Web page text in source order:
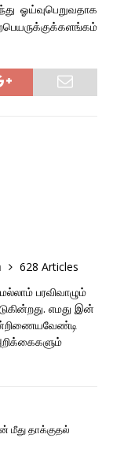
ஓய்வுபெறுவதாக
628 Articles
பரவிவாழும்
எமது இன்
மீது தாக்குதல்